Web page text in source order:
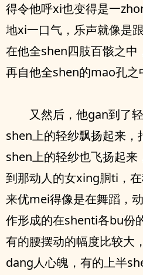
得令他呼xi也变得是一
地xi一口气，乐声就像是
在他全shen四肢百骸之中
再自他全shen的mao孔之
又然后，他gan到了
shen上的轻纱飘扬起来，
shen上的轻纱也飞扬起
到那动人的女xing胴ti，
来优mei得像是在舞蹈，
作形成的在shenti各bu份
有的腰摆动的幅度比较大
dang人心魄，有的上半